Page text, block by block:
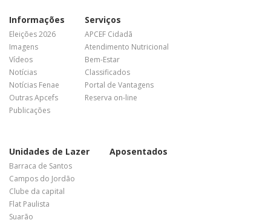
Informações
Eleições 2026
Imagens
Vídeos
Notícias
Notícias Fenae
Outras Apcefs
Publicações
Serviços
APCEF Cidadã
Atendimento Nutricional
Bem-Estar
Classificados
Portal de Vantagens
Reserva on-line
Unidades de Lazer
Barraca de Santos
Campos do Jordão
Clube da capital
Flat Paulista
Suarão
Aposentados